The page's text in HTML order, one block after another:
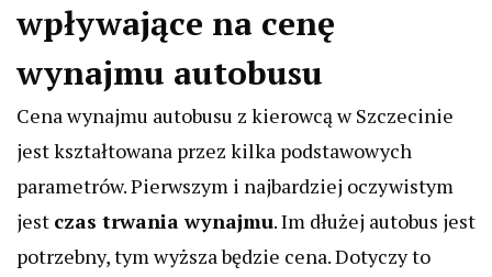
wpływające na cenę
wynajmu autobusu
Cena wynajmu autobusu z kierowcą w Szczecinie
jest kształtowana przez kilka podstawowych
parametrów. Pierwszym i najbardziej oczywistym
jest czas trwania wynajmu. Im dłużej autobus jest
potrzebny, tym wyższa będzie cena. Dotyczy to